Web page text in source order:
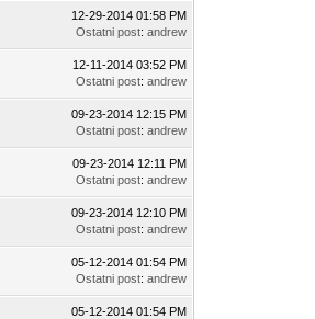
12-29-2014 01:58 PM
Ostatni post:andrew
12-11-2014 03:52 PM
Ostatni post:andrew
09-23-2014 12:15 PM
Ostatni post:andrew
09-23-2014 12:11 PM
Ostatni post:andrew
09-23-2014 12:10 PM
Ostatni post:andrew
05-12-2014 01:54 PM
Ostatni post:andrew
05-12-2014 01:54 PM